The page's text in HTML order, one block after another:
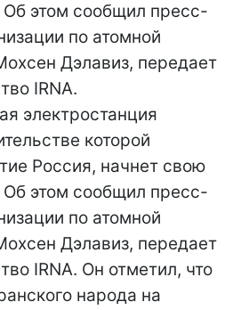
Об этом сообщил пресс-
по атомной
Дэлавиз, передает
IRNA.
электростанция
которой
Россия, начнет свою
Об этом сообщил пресс-
по атомной
Дэлавиз, передает
IRNA. Он отметил, что
народа на